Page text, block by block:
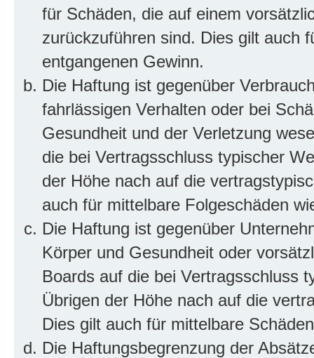
für Schäden, die auf einem
zurückzuführen sind. Dies gilt auch
entgangenen Gewinn.
Die Haftung ist gegenüber
fahrlässigen Verhalten oder bei
Gesundheit und der Verletzung
die bei Vertragsschluss typischer
der Höhe nach auf die
auch für mittelbare Folgeschäden
Die Haftung ist gegenüber
Körper und Gesundheit oder
Boards auf die bei Vertragsschluss
Übrigen der Höhe nach auf die
Dies gilt auch für mittelbare
Die Haftungsbegrenzung der